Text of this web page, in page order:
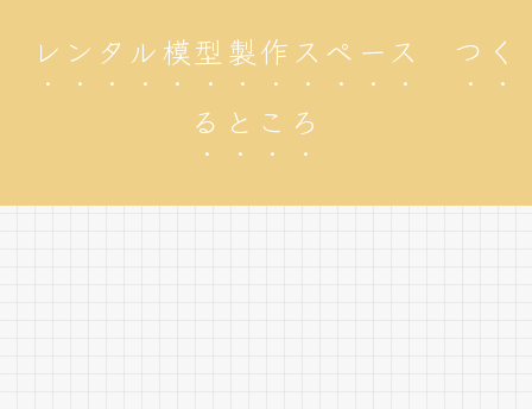
レンタル模型製作スペース つく
るところ